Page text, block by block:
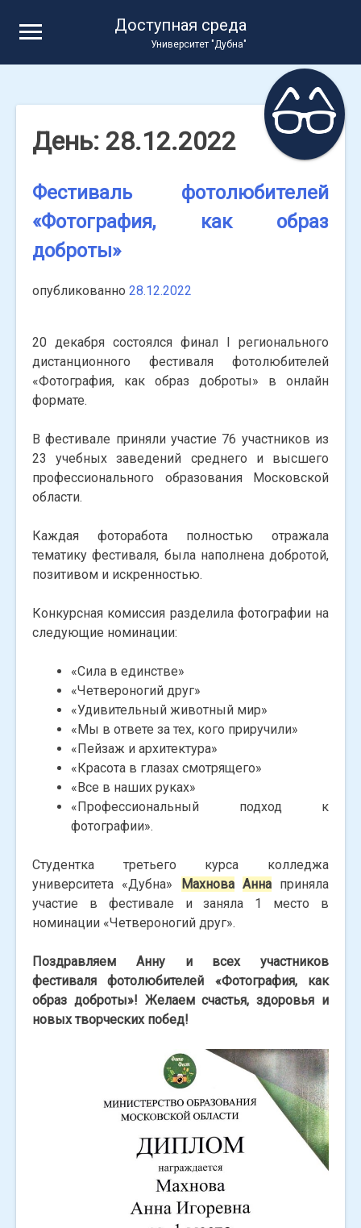
Доступная среда
Университет "Дубна"
День: 28.12.2022
Фестиваль фотолюбителей
«Фотография, как образ
доброты»
опубликованно 28.12.2022
20 декабря состоялся финал I регионального
дистанционного фестиваля фотолюбителей
«Фотография, как образ доброты» в онлайн
формате.
В фестивале приняли участие 76 участников из
23 учебных заведений среднего и высшего
профессионального образования Московской
области.
Каждая фоторабота полностью отражала
тематику фестиваля, была наполнена добротой,
позитивом и искренностью.
Конкурсная комиссия разделила фотографии на
следующие номинации:
«Сила в единстве»
«Четвероногий друг»
«Удивительный животный мир»
«Мы в ответе за тех, кого приручили»
«Пейзаж и архитектура»
«Красота в глазах смотрящего»
«Все в наших руках»
«Профессиональный подход к
фотографии».
Студентка третьего курса колледжа
университета «Дубна»
Махнова Аннаприняла
участие в фестивале и заняла 1 место в
номинации «Четвероногий друг».
Поздравляем Анну и всех участников
фестиваля фотолюбителей «Фотография, как
образ доброты»! Желаем счастья, здоровья и
новых творческих побед!